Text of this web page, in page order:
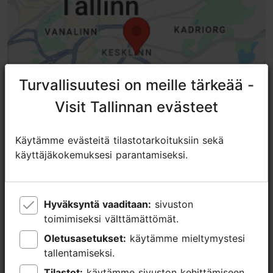
Lähellä olevia paikkoja
Turvallisuutesi on meille tärkeää -
Visit Tallinnan evästeet
Käytämme evästeitä tilastotarkoituksiin sekä
käyttäjäkokemuksesi parantamiseksi.
Hyväksyntä vaaditaan:
toimimiseksi välttämättömät.
Oletusasetukset:
tallentamiseksi.
Turvallisuutesi on meille tärkeää -
Visit Tallinnan evästeet
Käytämme evästeitä tilastotarkoituksiin sekä
käyttäjäkokemuksesi parantamiseksi.
Hyväksyntä vaaditaan:
toimimiseksi välttämättömät.
Oletusasetukset:
tallentamiseksi.